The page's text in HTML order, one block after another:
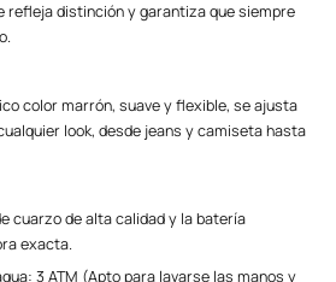
refleja distinción y garantiza que siempre
color marrón, suave y flexible, se ajusta
look, desde jeans y camiseta hasta
cuarzo de alta calidad y la batería
exacta.
3 ATM (Apto para lavarse las manos y